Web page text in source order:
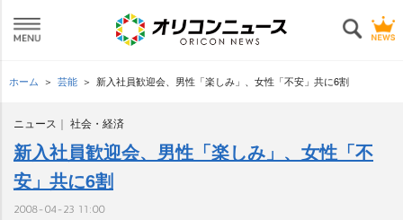
ホーム 芸能 新入社員歓迎会、男性「楽しみ」、女性「不安」共に6割
ニュース 社会・経済
新入社員歓迎会、男性「楽しみ」、女性「不
安」共に6割
2008-04-23 11:00